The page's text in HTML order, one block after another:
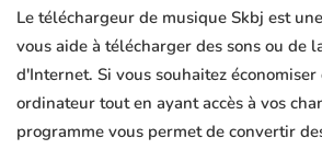
Le téléchargeur de musique Skbj est
vous aide à télécharger des sons ou de
d'Internet. Si vous souhaitez
ordinateur tout en ayant accès à vos
programme vous permet de convertir